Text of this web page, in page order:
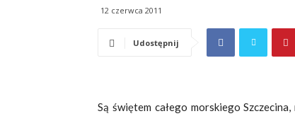
12 czerwca 2011
Udostępnij
Są świętem całego morskiego